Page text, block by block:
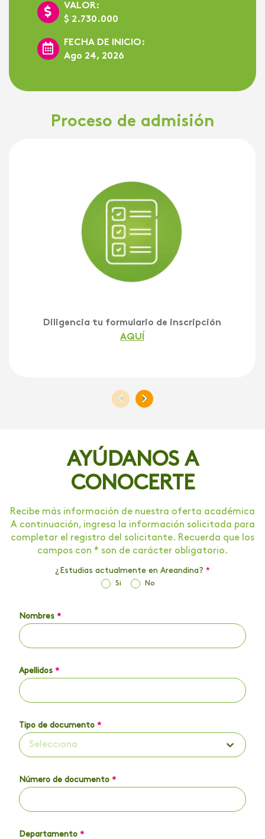
VALOR:
$ 2.730.000
FECHA DE INICIO:
Ago 24, 2026
Proceso de admisión
Diligencia tu formulario de inscripción
AQUÍ
< >
AYÚDANOS A
CONOCERTE
Recibe más información de nuestra oferta académica
A continuación, ingresa la información solicitada para
completar el registro del solicitante. Recuerda que los
campos con * son de carácter obligatorio.
¿Estudias actualmente en Areandina? *
Si No
Nombres *
Apellidos *
Tipo de documento *
Selecciona
Número de documento *
Departamento *